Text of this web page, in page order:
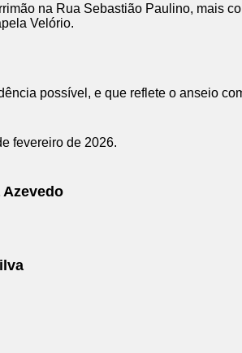
na Rua Sebastião Paulino, mais
Velório.
possível, e que reflete o anseio
fevereiro de 2026.
Azevedo